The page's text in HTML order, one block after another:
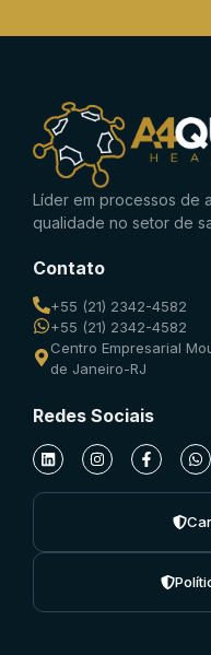
Líder em processos de
qualidade no setor de
Contato
+55 (21) 2342-4582
+55 (21) 2342-4582
Centro Empresarial
de Janeiro-RJ
Redes Sociais